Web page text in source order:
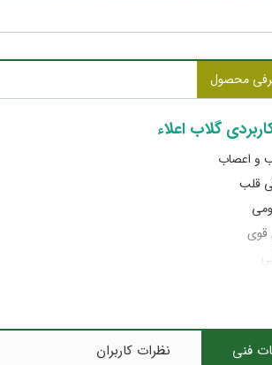
محصول
گلاب اعلاء
و اعصاب
قلب
قوی
فنی نظرات کاربران